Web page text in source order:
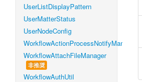
UserListDisplayPattern
UserMatterStatus
UserNodeConfig
WorkflowActionProcessNotifyManager
WorkflowAttachFileManager
非推奨
WorkflowAuthUtil